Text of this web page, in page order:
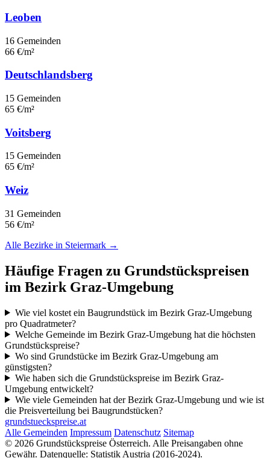
Leoben
16 Gemeinden
66 €/m²
Deutschlandsberg
15 Gemeinden
65 €/m²
Voitsberg
15 Gemeinden
65 €/m²
Weiz
31 Gemeinden
56 €/m²
Alle Bezirke in Steiermark →
Häufige Fragen zu Grundstückspreisen
im Bezirk Graz-Umgebung
Wie viel kostet ein Baugrundstück im Bezirk Graz-Umgebung
pro Quadratmeter?
Welche Gemeinde im Bezirk Graz-Umgebung hat die höchsten
Grundstückspreise?
Wo sind Grundstücke im Bezirk Graz-Umgebung am
günstigsten?
Wie haben sich die Grundstückspreise im Bezirk Graz-
Umgebung entwickelt?
Wie viele Gemeinden hat der Bezirk Graz-Umgebung und wie ist
die Preisverteilung bei Baugrundstücken?
grundstueckspreise.at
Alle Gemeinden Impressum Datenschutz Sitemap
© 2026 Grundstückspreise Österreich. Alle Preisangaben ohne
Gewähr. Datenquelle: Statistik Austria (2016-2024).